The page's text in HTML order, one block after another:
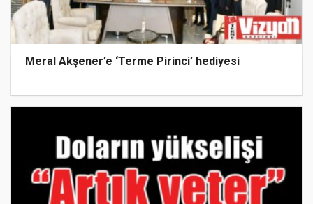
Meral Akşener’e ‘Terme Pirinci’ hediyesi